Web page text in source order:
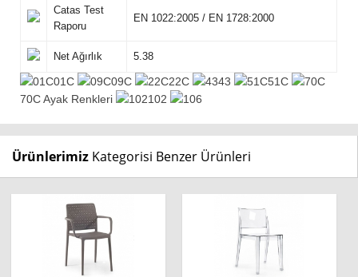
Catas Test
Raporu
EN 1022:2005 / EN 1728:2000
Net Ağırlık 5.38
01C 09C 22C 43
51C
70C Ayak Renkleri
102
Ürünlerimiz Kategorisi Benzer Ürünleri